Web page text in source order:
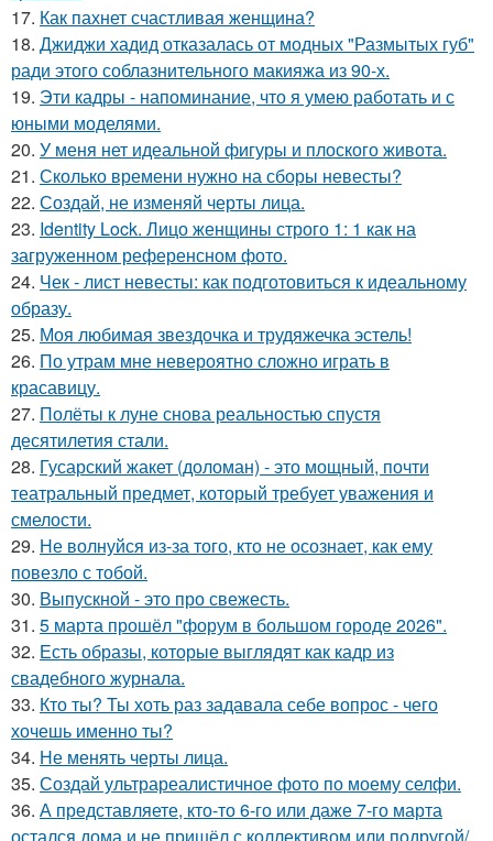
17. Как пахнет счастливая женщина?
18. Джиджи хадид отказалась от модных "Размытых губ"
ради этого соблазнительного макияжа из 90-х.
19. Эти кадры - напоминание, что я умею работать и с
юными моделями.
20. У меня нет идеальной фигуры и плоского живота.
21. Сколько времени нужно на сборы невесты?
22. Создай, не изменяй черты лица.
23. Identity Lock. Лицо женщины строго 1: 1 как на
загруженном референсном фото.
24. Чек - лист невесты: как подготовиться к идеальному
образу.
25. Моя любимая звездочка и трудяжечка эстель!
26. По утрам мне невероятно сложно играть в
красавицу.
27. Полёты к луне снова реальностью спустя
десятилетия стали.
28. Гусарский жакет (доломан) - это мощный, почти
театральный предмет, который требует уважения и
смелости.
29. Не волнуйся из-за того, кто не осознает, как ему
повезло с тобой.
30. Выпускной - это про свежесть.
31. 5 марта прошёл "форум в большом городе 2026".
32. Есть образы, которые выглядят как кадр из
свадебного журнала.
33. Кто ты? Ты хоть раз задавала себе вопрос - чего
хочешь именно ты?
34. Не менять черты лица.
35. Создай ультрареалистичное фото по моему селфи.
36. А представляете, кто-то 6-го или даже 7-го марта